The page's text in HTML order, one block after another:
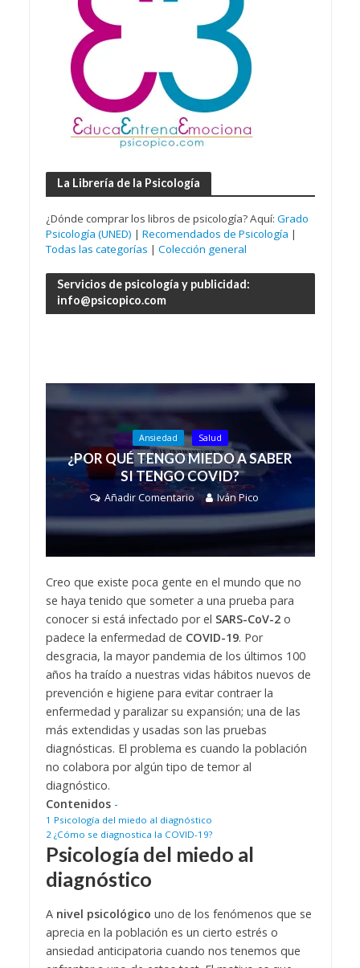
La Librería de la Psicología
¿Dónde comprar los libros de psicología? Aquí: Grado
Psicología (UNED) | Recomendados de Psicología |
Todas las categorías | Colección general
Servicios de psicología y publicidad:
info@psicopico.com
Ansiedad Salud
¿POR QUÉ TENGO MIEDO A SABER
SI TENGO COVID?
Añadir Comentario Iván Pico
Creo que existe poca gente en el mundo que no
se haya tenido que someter a una prueba para
conocer si está infectado por el SARS-CoV-2o
padece la enfermedad de COVID-19. Por
desgracia, la mayor pandemia de los últimos 100
años ha traído a nuestras vidas hábitos nuevos de
prevención e higiene para evitar contraer la
enfermedad y paralizar su expansión; una de las
más extendidas y usadas son las pruebas
diagnósticas. El problema es cuando la población
no colabora por algún tipo de temor al
diagnóstico.
Contenidos -
1 Psicología del miedo al diagnóstico
2 ¿Cómo se diagnostica la COVID-19?
Psicología del miedo al
diagnóstico
A nivel psicológico uno de los fenómenos que se
aprecia en la población es un cierto estrés o
ansiedad anticipatoria cuando nos tenemos que